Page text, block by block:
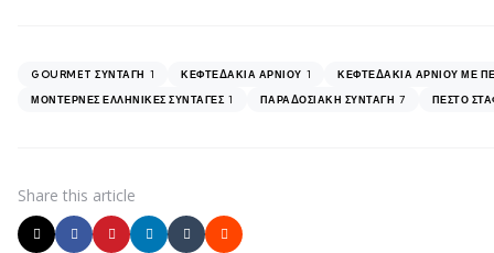
GOURMET ΣΥΝΤΑΓΉ 1 ΚΕΦΤΕΔΆΚΙΑ ΑΡΝΙΟΎ 1 ΚΕΦΤΕΔΆΚΙΑ ΑΡΝΙΟΎ ΜΕ
ΜΟΝΤΈΡΝΕΣ ΕΛΛΗΝΙΚΈΣ ΣΥΝΤΑΓΈΣ 1 ΠΑΡΑΔΟΣΙΑΚΉ ΣΥΝΤΑΓΉ 7 ΠΈΣΤΟ
Share this article